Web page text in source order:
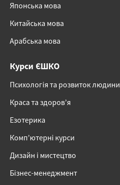
Японська мова
Китайська мова
Арабська мова
Курси ЄШКО
Психологія та розвиток людини
Краса та здоров’я
Езотерика
Комп’ютерні курси
Дизайн і мистецтво
Бізнес-менеджмент